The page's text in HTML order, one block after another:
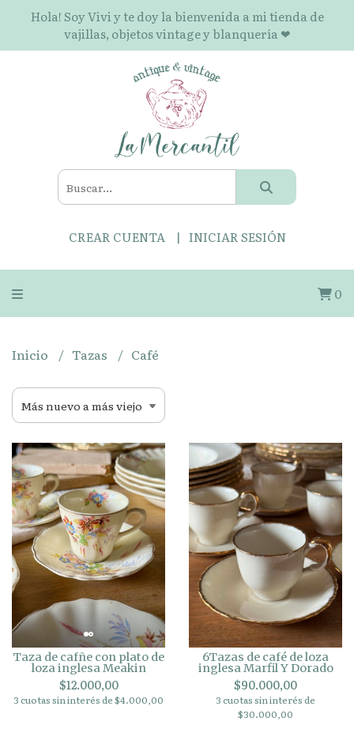
Hola! Soy Vivi y te doy la bienvenida a mi tienda de
vajillas, objetos vintage y blanquería ❤
CREAR CUENTA INICIAR SESIÓN
0
Inicio Tazas Café
Taza de cafñe con plato de
loza inglesa Meakin
$12.000,00
3 cuotas sin interés de $4.000,00
6Tazas de café de loza
inglesa Marfil Y Dorado
$90.000,00
3 cuotas sin interés de
$30.000,00